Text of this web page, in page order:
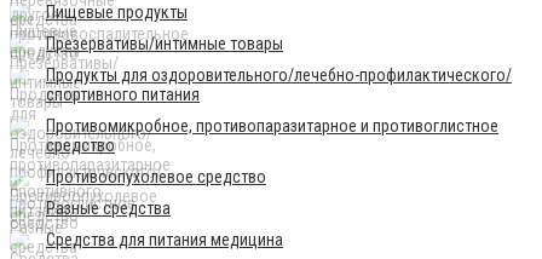
Пищевые продукты
Презервативы/интимные товары
Продукты для оздоровительного/лечебно-профилактического/
спортивного питания
Противомикробное, противопаразитарное и противоглистное
средство
Противоопухолевое средство
Разные средства
Средства для питания медицина